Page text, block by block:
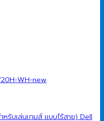
บเล่นเกมส์ แบบไร้สาย) Dell